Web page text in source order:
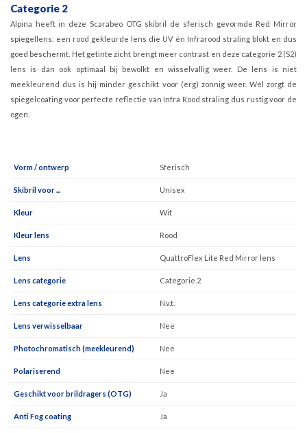
Categorie 2
Alpina heeft in deze Scarabeo OTG skibril de sferisch gevormde Red Mirror
spiegellens: een rood gekleurde lens die UV én Infrarood straling blokt en dus
goed beschermt. Het getinte zicht brengt meer contrast en deze categorie 2 (S2)
lens is dan ook optimaal bij bewolkt en wisselvallig weer. De lens is niet
meekleurend dus is hij minder geschikt voor (erg) zonnig weer. Wél zorgt de
spiegelcoating voor perfecte reflectie van Infra Rood straling dus rustig voor de
ogen.
Vorm / ontwerp Sferisch
Skibril voor ... Unisex
Kleur Wit
Kleur lens Rood
Lens QuattroFlex Lite Red Mirror lens
Lens categorie Categorie 2
Lens categorie extra lens N.v.t.
Lens verwisselbaar Nee
Photochromatisch (meekleurend) Nee
Polariserend Nee
Geschikt voor brildragers (OTG) Ja
Anti Fog coating Ja